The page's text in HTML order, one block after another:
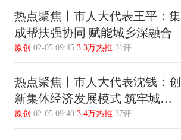
热点聚焦丨市人大代表王平：集
成帮扶强协同 赋能城乡深融合
原创 02-05 09:45 3.3万热推 31评
热点聚焦丨市人大代表沈钱：创
新集体经济发展模式 筑牢城乡
融合共富根基
原创 02-05 09:40 3.4万热推 37评